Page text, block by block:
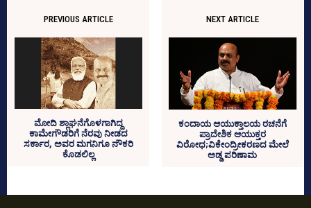
PREVIOUS ARTICLE
ಮೋದಿ ಶ್ಲಾಘನೆಗೊಳಗಾಗಿದ್ದ
ಕಾಮೇಗೌಡರಿಗೆ ನೆರವು ನೀಡದ
ಸರ್ಕಾರ, ಅವರ ಮಗನಿಗೂ ನೌಕರಿ
ಕೊಡಲಿಲ್ಲ
NEXT ARTICLE
ಕಂದಾಯ ಆಯುಕ್ತಾಲಯ ರಚನೆಗೆ
ಪ್ರಾದೇಶಿಕ ಆಯುಕ್ತರ
ವಿರೋಧ;ವಿಕೇಂದ್ರೀಕರಣದ ಮೇಲೆ
ಅಡ್ಡ ಪರಿಣಾಮ